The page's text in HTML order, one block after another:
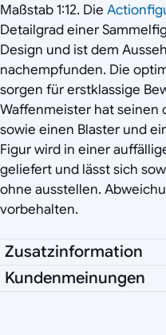
Maßstab 1:12. Die
Detailgrad einer
Design und ist dem
nachempfunden. Die
sorgen für erstklassige
Waffenmeister hat seinen
sowie einen Blaster und
Figur wird in einer
geliefert und lässt sich
ohne ausstellen.
vorbehalten.
Zusatzinformation
Kundenmeinungen